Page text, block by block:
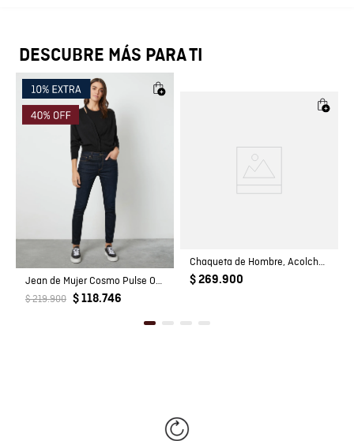
DESCUBRE MÁS PARA TI
Jean de Mujer Cosmo Pulse Oscu Skinny
$ 219.900 $ 118.746
Chaqueta de Hombre, Acolchada - TOGS
$ 269.900